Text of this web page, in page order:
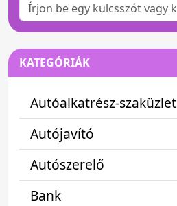
KATEGÓRIÁK
Autóalkatrész-szaküzlet
Autójavító
Autószerelő
Bank